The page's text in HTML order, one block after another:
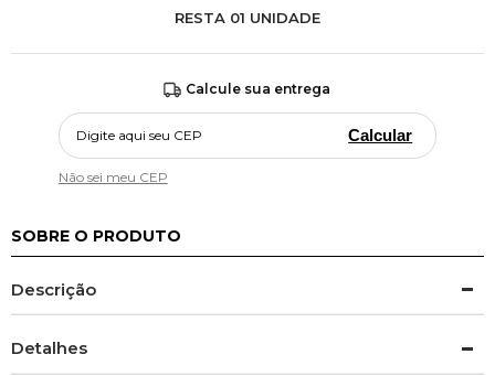
RESTA 01 UNIDADE
Calcule sua entrega
Calcular
Não sei meu CEP
SOBRE O PRODUTO
Descrição
Detalhes